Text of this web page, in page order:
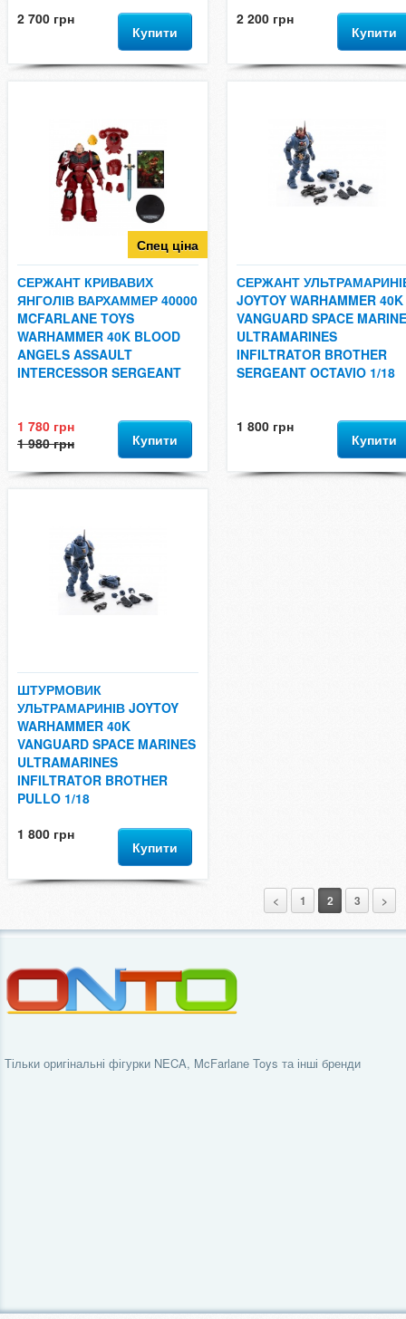
2 700 грн
Купити
2 200 грн
Купити
СЕРЖАНТ КРИВАВИХ
ЯНГОЛІВ ВАРХАММЕР 40000
MCFARLANE TOYS
WARHAMMER 40K BLOOD
ANGELS ASSAULT
INTERCESSOR SERGEANT
1 780 грн
1 980 грн
Купити
Спец ціна
СЕРЖАНТ
JOYTOY WARHAMMER 40K
VANGUARD SPACE
ULTRAMARINES
INFILTRATOR BROTHER
SERGEANT OCTAVIO 1/18
1 800 грн
Купити
ШТУРМОВИК
УЛЬТРАМАРИНІВ JOYTOY
WARHAMMER 40K
VANGUARD SPACE MARINES
ULTRAMARINES
INFILTRATOR BROTHER
PULLO 1/18
1 800 грн
Купити
< 1 2 3 >
Тільки оригінальні фігурки NECA, McFarlane Toys та інші бренди